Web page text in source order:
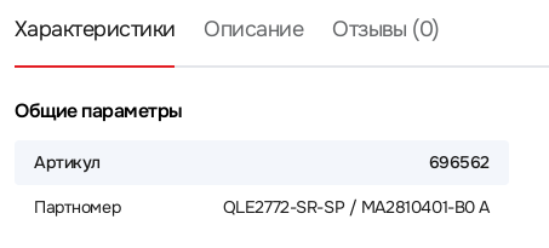
Характеристики Описание Отзывы (0)
Общие параметры
Артикул 696562
Партномер QLE2772-SR-SP / MA2810401-В0 А